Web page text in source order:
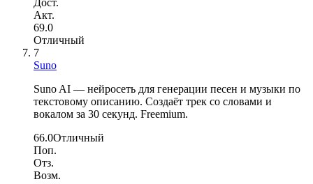
Акт.
69.0
Отличный
7
Suno
Suno AI — нейросеть для генерации песен и музыки по
текстовому описанию. Создаёт трек со словами и
вокалом за 30 секунд. Freemium.
66.0Отличный
Поп.
Отз.
Возм.